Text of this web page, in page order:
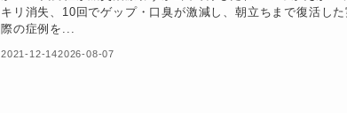
キリ消失、10回でゲップ・口臭が激減し、朝立ちまで復活した
際の症例を...
2021-12-142026-08-07